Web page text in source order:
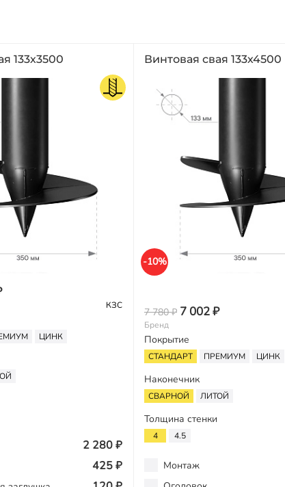
133х3500
КЗС
ЦИНК
2 280 ₽
425 ₽
Винтовая свая 133х4500
-10%
7 780 ₽ 7 002 ₽
Бренд
Покрытие
СТАНДАРТ ПРЕМИУМ ЦИНК
Наконечник
СВАРНОЙ ЛИТОЙ
Толщина стенки
4 4.5
Монтаж